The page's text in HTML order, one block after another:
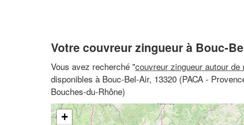
Votre couvreur zingueur à Bouc-
Vous avez recherché "couvreur zingueur autour de
disponibles à Bouc-Bel-Air, 13320 (PACA -
Bouches-du-Rhône)
+